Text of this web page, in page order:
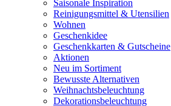
Saisonale Inspiration
Reinigungsmittel & Utensilien
Wohnen
Geschenkidee
Geschenkkarten & Gutscheine
Aktionen
Neu im Sortiment
Bewusste Alternativen
Weihnachtsbeleuchtung
Dekorationsbeleuchtung